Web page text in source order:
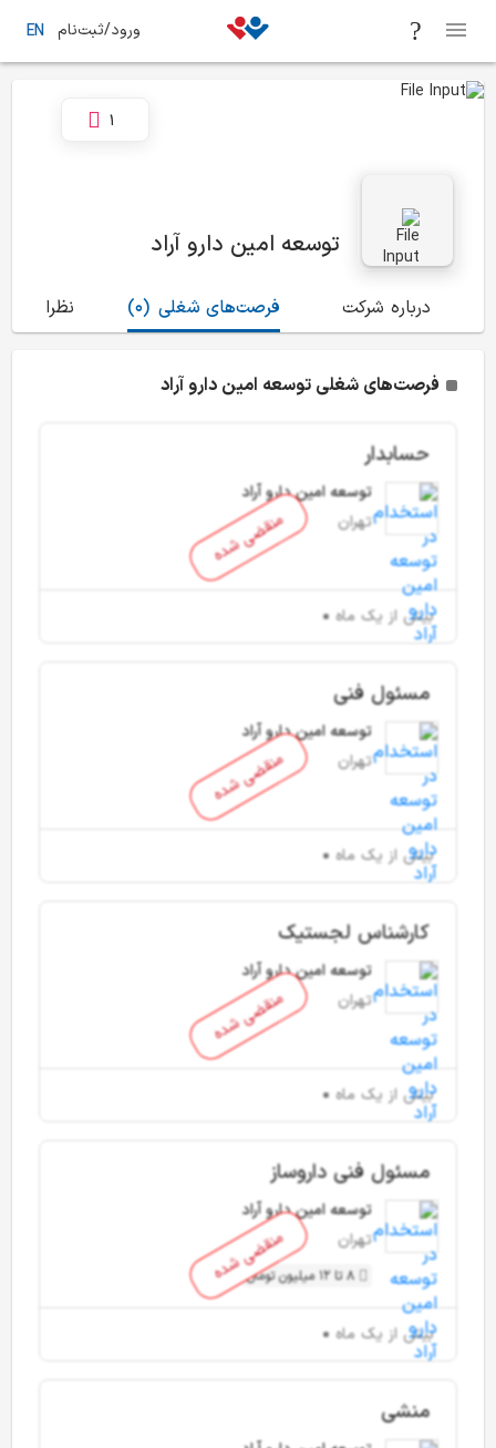
ورود/ثبت‌نام EN
توسعه امین دارو آراد
1
درباره شرکت (0) فرصت‌های شغلی نظرات
فرصت‌های شغلی توسعه امین دارو آراد
منقضی شده
حسابدار
توسعه امین دارو آراد
تهران
بیش از یک ماه
منقضی شده
مسئول فنی
توسعه امین دارو آراد
تهران
بیش از یک ماه
منقضی شده
کارشناس لجستیک
توسعه امین دارو آراد
تهران
بیش از یک ماه
منقضی شده
مسئول فنی داروساز
توسعه امین دارو آراد
تهران
8 تا 12 میلیون تومان
بیش از یک ماه
منشی